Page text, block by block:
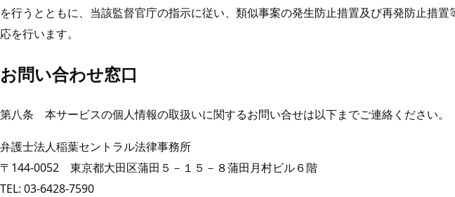
を行うとともに、当該監督官庁の指示に従い、類似事案の発生防止措置及び再発防止措置
応を行います。
お問い合わせ窓口
第八条 本サービスの個人情報の取扱いに関するお問い合せは以下までご連絡ください。
弁護士法人稲葉セントラル法律事務所
〒144-0052 東京都大田区蒲田５－１５－８蒲田月村ビル６階
TEL: 03-6428-7590